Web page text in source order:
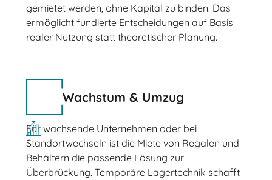
gemietet werden, ohne Kapital zu binden. Das
ermöglicht fundierte Entscheidungen auf Basis
realer Nutzung statt theoretischer Planung.
Wachstum & Umzug
Für wachsende Unternehmen oder bei
Standortwechseln ist die Miete von Regalen und
Behältern die passende Lösung zur
Überbrückung. Temporäre Lagertechnik schafft